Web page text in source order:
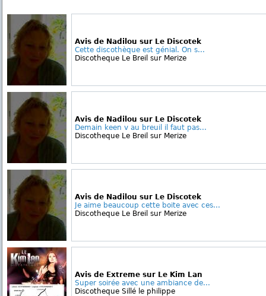
Avis de Nadilou sur Le Discotek
Cette discothèque est génial. On s...
Discotheque Le Breil sur Merize
Avis de Nadilou sur Le Discotek
Demain keen v au breuil il faut pas...
Discotheque Le Breil sur Merize
Avis de Nadilou sur Le Discotek
Je aime beaucoup cette boite avec ces...
Discotheque Le Breil sur Merize
Avis de Extreme sur Le Kim Lan
Super soirée avec une ambiance de...
Discotheque Sillé le philippe